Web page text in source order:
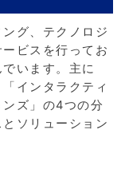
グ、テクノロジ
ビスを行ってお
います。主に
インタラクティ
ズ」の4つの分
ソリューション